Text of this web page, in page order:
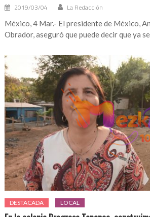
2019/03/04 La Redacción
México, 4 Mar.- El presidente de México,
Obrador, aseguró que puede decir que ya
DESTACADA LOCAL